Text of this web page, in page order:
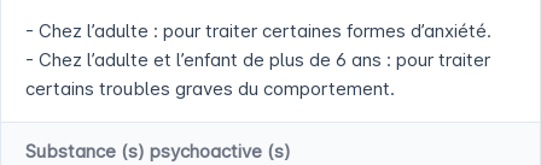
- Chez l’adulte : pour traiter certaines formes d’anxiété.
- Chez l’adulte et l’enfant de plus de 6 ans : pour traiter
certains troubles graves du comportement.
Substance (s) psychoactive (s)